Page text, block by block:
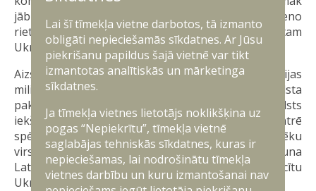
jābūt dzinējspēkam, kas konsolidē un apvieno
rietumu demokrātijas visam iespējamam atbalstam
Ukrainai,” uzsvēra I. Mūrniece.
Aizsardzības ministre informēja kolēģus, ka Latvijas
militārais atbalsts, iekļaujot pēdējo militārā atbalsta
paketi Ukrainai, jau pārsniedzis 1% no valsts
iekšzemes kopprodukta. Latvija šobrīd koncentrē
spēkus, lai apmācītu Ukrainas bruņoto spēku
virsniekus un karavīrus. Pirms nedēļas uzsākta jauna
Latvijas un Kanādas iniciatīva, lai Latvijā apmācītu
Ukrainas jaunākos virsniekus.
Lai šī tīmekļa vietne darbotos, tā izmanto
obligāti nepieciešamās sīkdatnes. Ar Jūsu
piekrišanu papildus šajā vietnē var tikt
izmantotas analītiskās un mārketinga
sīkdatnes.
Ja tīmekļa vietnes lietotājs noklikšķina uz
pogas “Nepiekrītu”, tīmekļa vietnē
saglabājas tehniskās sīkdatnes, kuras ir
nepieciešamas, lai nodrošinātu tīmekļa
vietnes darbību un kuru izmantošanai nav